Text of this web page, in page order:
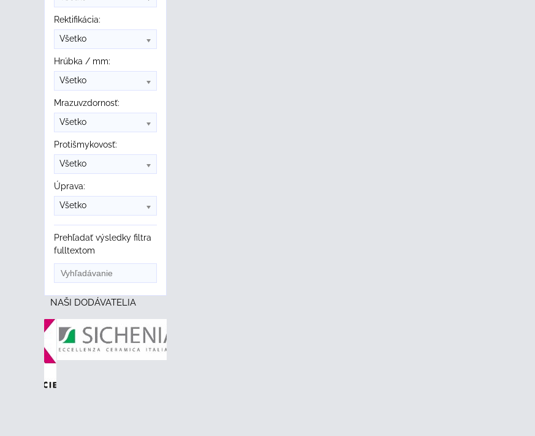
Rektifikácia:
Všetko
Hrúbka / mm:
Všetko
Mrazuvzdornosť:
Všetko
Protišmykovosť:
Všetko
Úprava:
Všetko
Prehľadať výsledky filtra
fulltextom
NAŠI DODÁVATELIA